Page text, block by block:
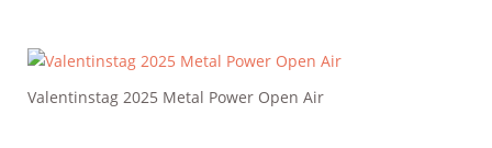
Valentinstag 2025 Metal Power Open Air